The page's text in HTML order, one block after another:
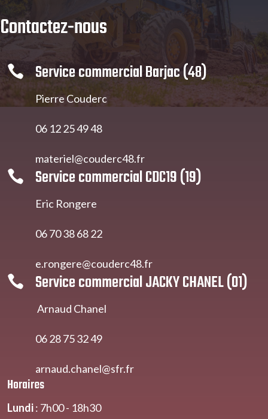
Contactez-nous
 Service commercial Barjac (48)
Pierre Couderc
06 12 25 49 48
materiel@couderc48.fr
 Service commercial CDC19 (19)
Eric Rongere
06 70 38 68 22
e.rongere@couderc48.fr
 Service commercial JACKY CHANEL (01)
Arnaud Chanel
06 28 75 32 49
arnaud.chanel@sfr.fr
Horaires
Lundi: 7h00 - 18h30